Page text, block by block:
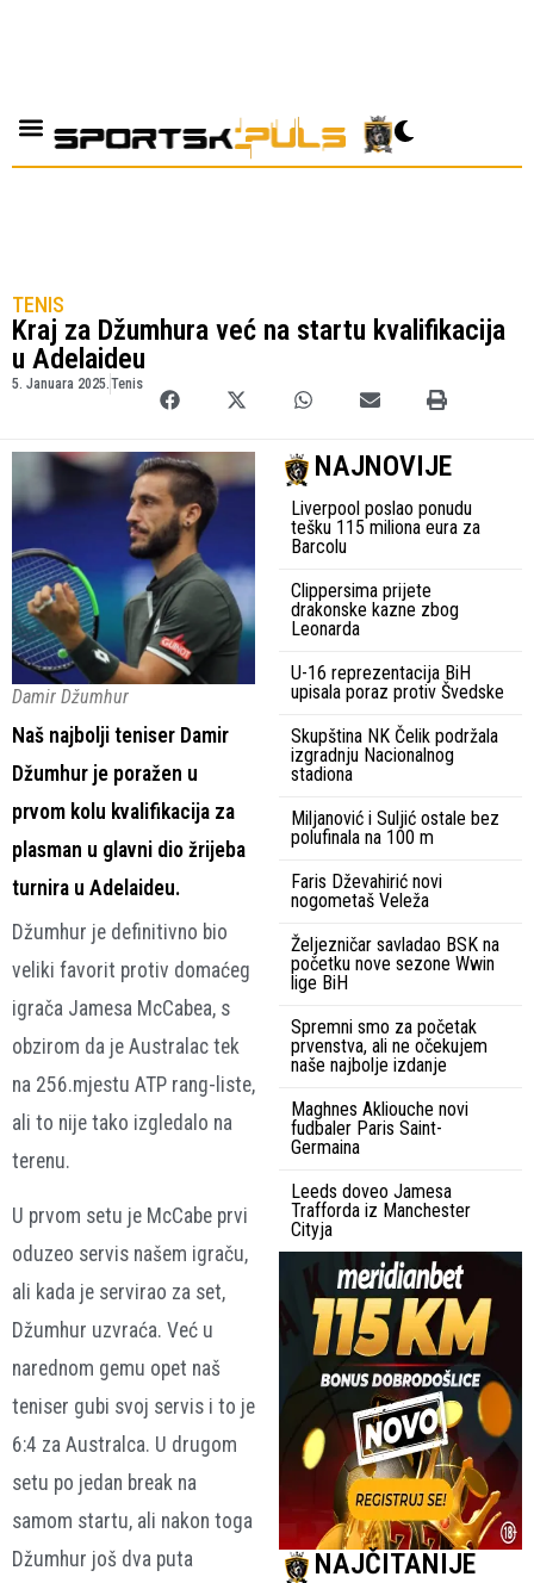
TENIS
Kraj za Džumhura već na startu kvalifikacija
u Adelaideu
5. Januara 2025.Tenis
Damir Džumhur
Naš najbolji teniser Damir
Džumhur je poražen u
prvom kolu kvalifikacija za
plasman u glavni dio žrijeba
turnira u Adelaideu.
Džumhur je definitivno bio
veliki favorit protiv domaćeg
igrača Jamesa McCabea, s
obzirom da je Australac tek
na 256.mjestu ATP rang-liste,
ali to nije tako izgledalo na
terenu.
U prvom setu je McCabe prvi
oduzeo servis našem igraču,
ali kada je servirao za set,
Džumhur uzvraća. Već u
narednom gemu opet naš
teniser gubi svoj servis i to je
6:4 za Australca. U drugom
setu po jedan break na
samom startu, ali nakon toga
Džumhur još dva puta
NAJNOVIJE
Liverpool poslao ponudu
tešku 115 miliona eura za
Barcolu
Clippersima prijete
drakonske kazne zbog
Leonarda
U-16 reprezentacija BiH
upisala poraz protiv Švedske
Skupština NK Čelik podržala
izgradnju Nacionalnog
stadiona
Miljanović i Suljić ostale bez
polufinala na 100 m
Faris Dževahirić novi
nogometaš Veleža
Željezničar savladao BSK na
početku nove sezone Wwin
lige BiH
Spremni smo za početak
prvenstva, ali ne očekujem
naše najbolje izdanje
Maghnes Akliouche novi
fudbaler Paris Saint-
Germaina
Leeds doveo Jamesa
Trafforda iz Manchester
Cityja
NAJČITANIJE